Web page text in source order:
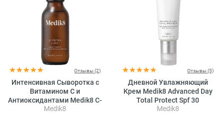
Отзывы (2)
Интенсивная Сыворотка с
Витамином С и
Антиоксидантами Medik8 C-
tetra Luxe (C-tetra+ Intense)
Medik8
Отзывы (5)
Дневной Увлажняющий
Крем Medik8 Advanced Day
Total Protect Spf 30
Medik8